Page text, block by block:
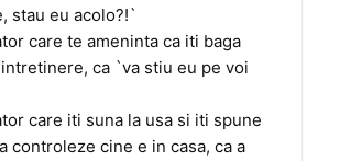
stau eu acolo?!`
care te ameninta ca iti baga
ca `va stiu eu pe voi
care iti suna la usa si iti spune
controleze cine e in casa, ca a